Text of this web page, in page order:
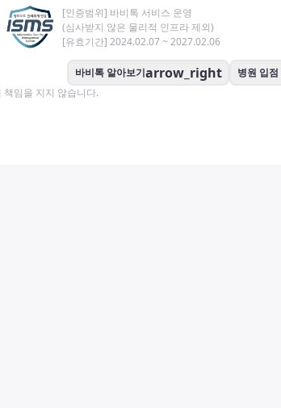
[인증범위] 바비톡 서비스 운영
(심사받지 않은 물리적 인프라 제외)
[유효기간] 2024.02.07 ~ 2027.02.06
바비톡 알아보기arrow_right 병원 입점
임을 지지 않습니다.